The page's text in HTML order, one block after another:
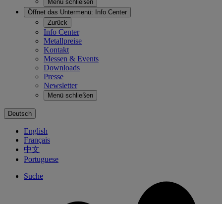
Menü schließen
Öffnet das Untermenü:
Info Center
Zurück
Info Center
Metallpreise
Kontakt
Messen & Events
Downloads
Presse
Newsletter
Menü schließen
Deutsch
English
Français
中文
Portuguese
Suche